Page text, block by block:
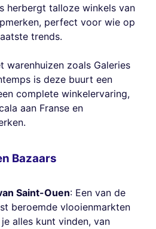
herbergt talloze winkels van
perfect voor wie op
trends.
warenhuizen zoals Galeries
is deze buurt een
complete winkelervaring,
aan Franse en
Bazaars
Saint-Ouen: Een van de
beroemde vlooienmarkten
alles kunt vinden, van